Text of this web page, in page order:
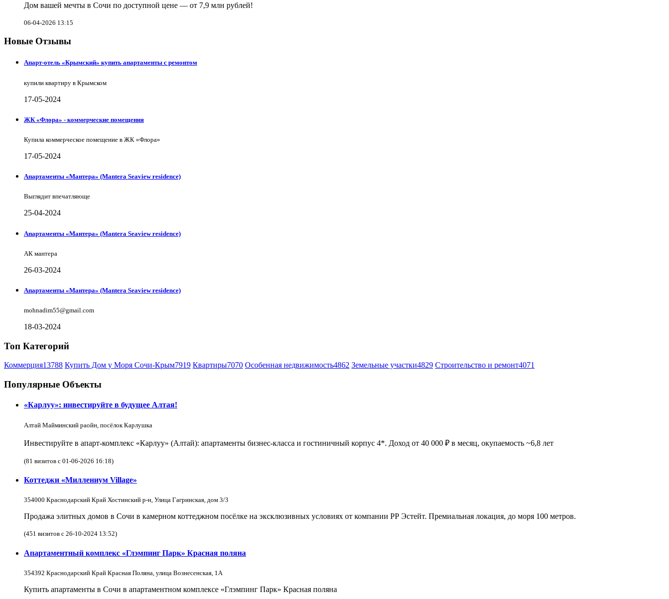
Дом вашей мечты в Сочи по доступной цене — от 7,9 млн рублей!
06-04-2026 13:15
Новые Отзывы
Апарт-отель «Крымский» купить апартаменты с ремонтом
купили квартиру в Крымском
17-05-2024
ЖК «Флора» - коммерческие помещения
Купила коммерческое помещение в ЖК «Флора»
17-05-2024
Апартаменты «Мантера» (Mantera Seaview rеsidence)
Выглядит впечатляюще
25-04-2024
Апартаменты «Мантера» (Mantera Seaview rеsidence)
АК мантера
26-03-2024
Апартаменты «Мантера» (Mantera Seaview rеsidence)
mohnadim55@gmail.com
18-03-2024
Топ Категорий
Коммерция13788 Купить Дом у Моря Сочи-Крым7919 Квартиры7070 Особенная недвижимость4862 Земельные участки4829 Строительство и ремонт4071
Популярные Объекты
«Карлуу»: инвестируйте в будущее Алтая!
Алтай Майминский раойн, посёлок Карлушка
Инвестируйте в апарт-комплекс «Карлуу» (Алтай): апартаменты бизнес-класса и гостиничный корпус 4*. Доход от 40 000 ₽ в месяц, окупаемость ~6,8 лет
(81 визитов с 01-06-2026 16:18)
Коттеджи «Миллениум Village»
354000 Краснодарский Край Хостинский р-н, Улица Гагринская, дом 3/3
Продажа элитных домов в Сочи в камерном коттеджном посёлке на эксклюзивных условиях от компании РР Эстейт. Премиальная локация, до моря 100 метров.
(451 визитов с 26-10-2024 13:52)
Апартаментный комплекс «Глэмпинг Парк» Красная поляна
354392 Краснодарский Край Красная Поляна, улица Вознесенская, 1А
Купить апартаменты в Сочи в апартаментном комплексе «Глэмпинг Парк» Красная поляна